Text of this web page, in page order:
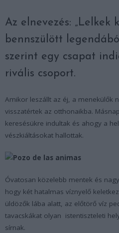
Az elnevezés: „Lelkek
bennszülött
szerint egy csapat
rivális csoport.
Amikor leszállt az éj, a menekülők
visszatértek az otthonaikba.
keresésükre indultak és ahogy a
vészkiáltásokat hallottak.
Óvatosan közelebb mentek és
hogy két hatalmas víznyelő
üldözők lába alatt, az előtörő víz
tavacskákat olyan istentiszteleti
sírnak.